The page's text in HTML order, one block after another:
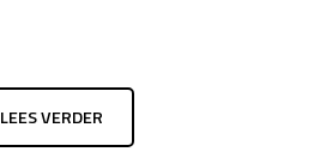
LEES VERDER